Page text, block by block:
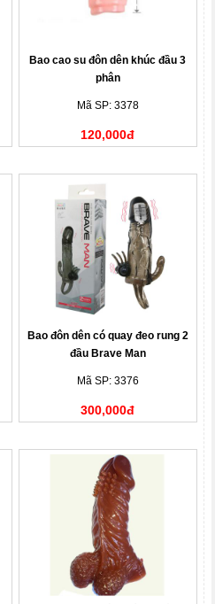
Bao cao su đôn dên khúc đầu 3
phân
Mã SP: 3378
120,000đ
Bao đôn dên có quay đeo rung 2
đầu Brave Man
Mã SP: 3376
300,000đ